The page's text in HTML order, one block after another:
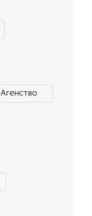
Агенство